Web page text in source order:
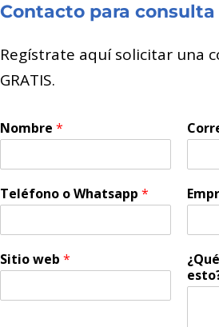
Contacto para consulta
Regístrate aquí solicitar una
GRATIS.
Nombre *
Teléfono o Whatsapp *
Sitio web *